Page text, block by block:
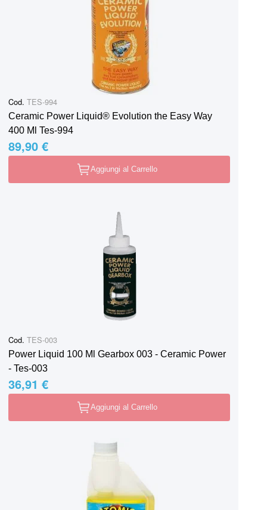
Cod. TES-994
Ceramic Power Liquid® Evolution the Easy Way
400 Ml Tes-994
89,90 €
Aggiungi al Carrello
Cod. TES-003
Power Liquid 100 Ml Gearbox 003 - Ceramic Power
- Tes-003
36,91 €
Aggiungi al Carrello